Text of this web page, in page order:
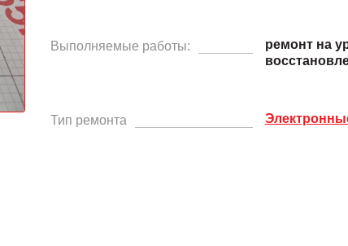
Выполняемые работы:
ремонт на
Тип ремонта